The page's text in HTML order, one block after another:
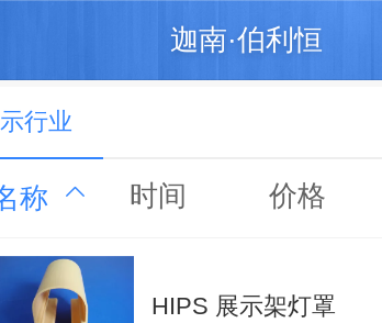
迦南·伯利恒
行业
称 时间 价格
HIPS 展示架灯罩